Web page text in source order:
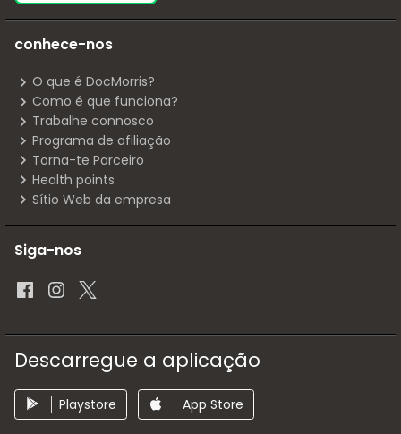
conhece-nos
O que é DocMorris?
Como é que funciona?
Trabalhe connosco
Programa de afiliação
Torna-te Parceiro
Health points
Sítio Web da empresa
Siga-nos
Descarregue a aplicação
Playstore App Store